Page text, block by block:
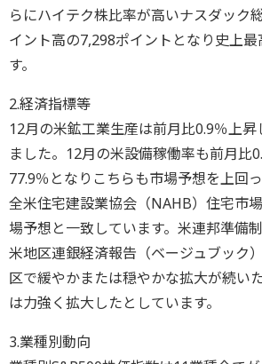
らにハイテク株比率が高いナスダック
イント高の7,298ポイントとなり史上
す。
2.経済指標等
12月の米鉱工業生産は前月比0.9％上昇
ました。12月の米設備稼働率も前月比
77.9％となりこちらも市場予想を上回
全米住宅建設業協会（NAHB）住宅市
場予想と一致しています。米連邦準備
米地区連銀経済報告（ベージュブック
区で緩やかまたは穏やかな拡大が続い
は力強く拡大したとしています。
3.業種別動向